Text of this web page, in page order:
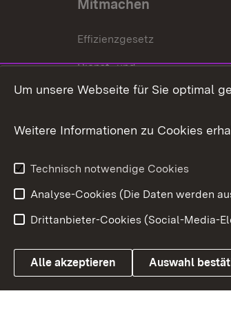
Mitmachen
Effizienzgesetz
Dienst- und
Versorgungsbezüge
Weitere
Link zum Landesportal
Um unsere Webseite für Sie optimal
Weitere Informationen zu Cookies
Technisch notwendige Cookies
Analyse-Cookies (Die Daten werden
Drittanbieter-Cookies (Social-Media-
Alle akzeptieren Auswahl